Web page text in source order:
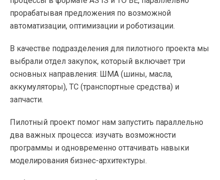
прорабатывая предложения по возможной
автоматизации, оптимизации и роботизации.
В качестве подразделения для пилотного проекта мы
выбрали отдел закупок, который включает три
основных направления: ШМА (шины, масла,
аккумуляторы), ТС (транспортные средства) и
запчасти.
Пилотный проект помог нам запустить параллельно
два важных процесса: изучать возможности
программы и одновременно оттачивать навыки
моделирования бизнес-архитектуры.